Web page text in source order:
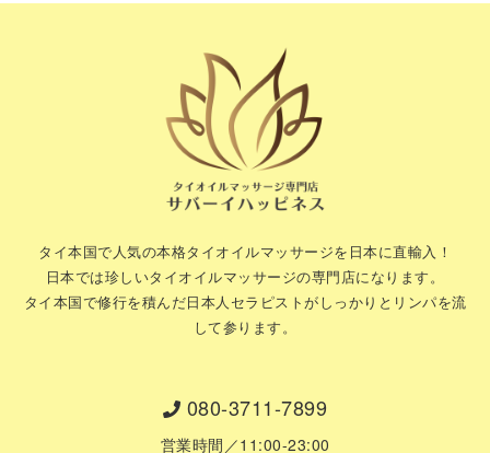
タイ本国で人気の本格タイオイルマッサージを日本に直輸入！
日本では珍しいタイオイルマッサージの専門店になります。
タイ本国で修行を積んだ日本人セラピストがしっかりとリンパを流
して参ります。
080-3711-7899
営業時間／11:00-23:00